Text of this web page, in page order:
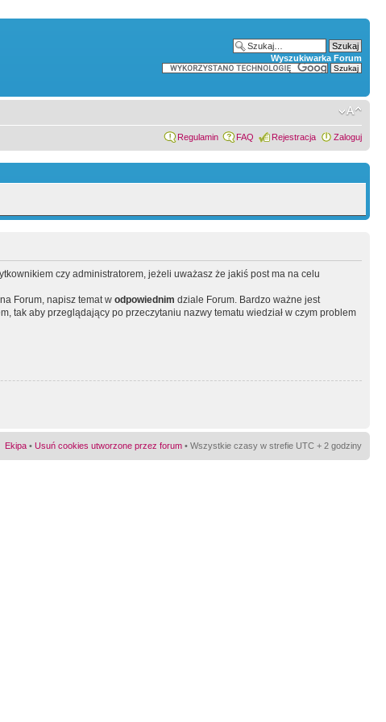
Wyszukiwarka Forum
Regulamin FAQ Rejestracja Zaloguj
czy administratorem, jeżeli uważasz że jakiś post ma na celu
Forum, napisz temat w odpowiednim dziale Forum. Bardzo ważne jest
tak aby przeglądający po przeczytaniu nazwy tematu wiedział w czym problem
Ekipa • Usuń cookies utworzone przez forum • Wszystkie czasy w strefie UTC + 2 godziny